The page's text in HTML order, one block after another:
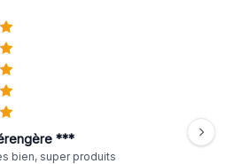
***
bien, super produits